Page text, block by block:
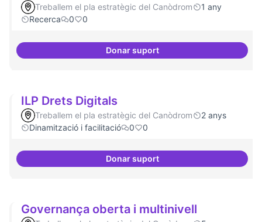
Treballem el pla estratègic del Canòdrom
1 any
Recerca
0 0
Donar suportTemes: Intel·ligència artificial
ILP Drets Digitals
Treballem el pla estratègic del Canòdrom
2 anys
Dinamització i facilitació
0 0
Donar suportILP Drets Digitals
Governança oberta i multinivell